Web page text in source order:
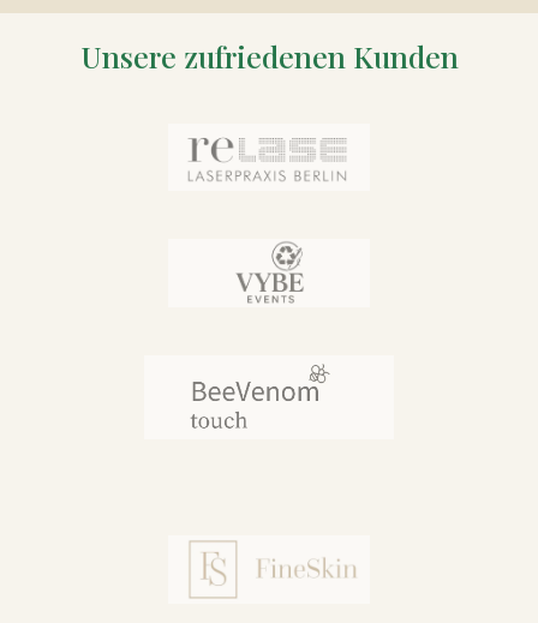
Unsere zufriedenen Kunden